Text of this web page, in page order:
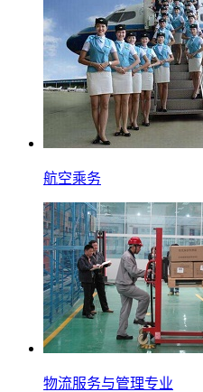
航空乘务
物流服务与管理专业